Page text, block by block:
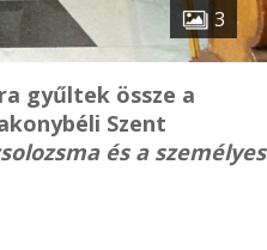
3
gyűltek össze a
Szent
és a személyes